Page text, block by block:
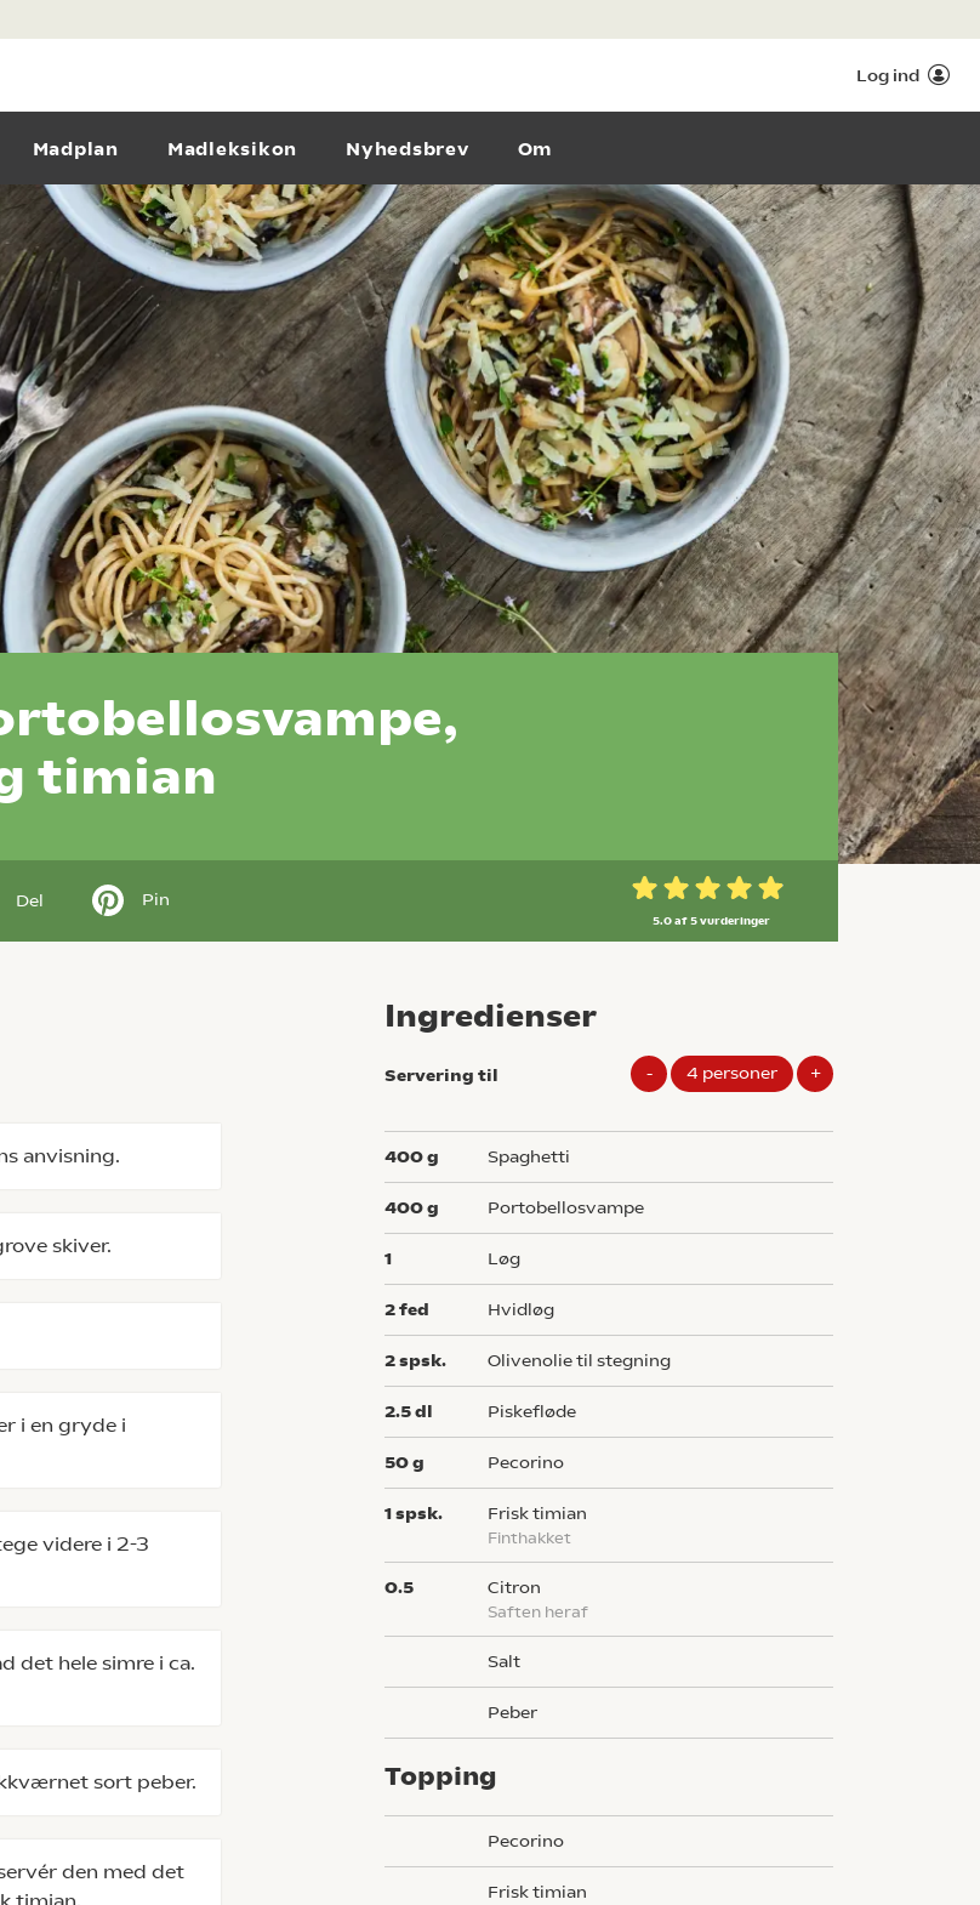
Log ind
Madplan Madleksikon Nyhedsbrev Om
timian
Del Pin
5.0 af 5vurderinger
anvisning.
skiver.
i en gryde i
videre i 2-3
det hele simre i ca.
sort peber.
den med det
Ingredienser
Servering til - 4 personer +
400g spaghetti
400g portobellosvampe
1 løg
2fed hvidløg
2spsk. olivenolie til stegning
2.5dl piskefløde
50g pecorino
1spsk. frisk timian
finthakket
0.5 citron
saften heraf
salt
peber
Topping
pecorino
frisk timian